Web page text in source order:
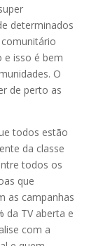
determinados
e isso é bem
O
de perto as
todos estão
da classe
todos os
que
as campanhas
da TV aberta e
com a